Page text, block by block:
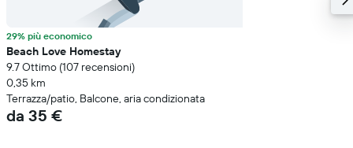
29% più economico
Beach Love Homestay
9.7 Ottimo (107 recensioni)
0,35 km
Terrazza/patio, Balcone, aria condizionata
da 35 €